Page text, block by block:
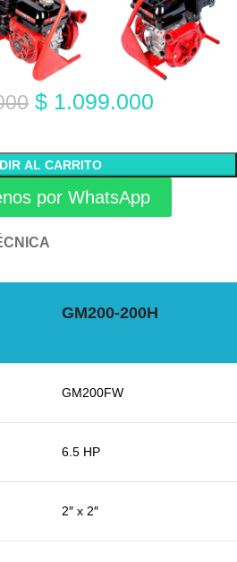
$ 1.099.000
AL CARRITO
por WhatsApp
GM200-200H
GM200FW
6.5 HP
2″ x 2″